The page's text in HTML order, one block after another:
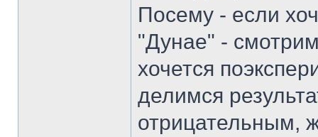
Посему - если
"Дунае" -
хочется
делимся
отрицательным,